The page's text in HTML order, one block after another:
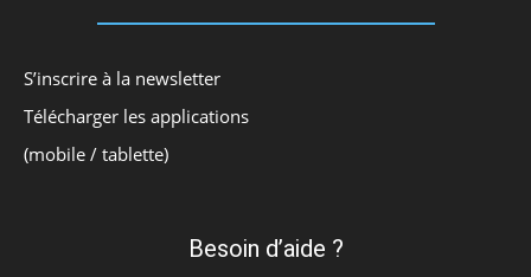
S’inscrire à la newsletter
Télécharger les applications
(mobile / tablette)
Besoin d’aide ?